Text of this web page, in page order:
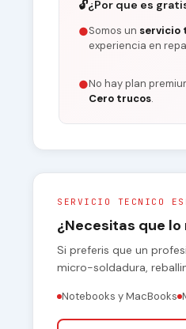
🔓¿Por que es
●Somos un servicio
experiencia en
●No hay plan
Cero trucos.
SERVICIO TECNICO
¿Necesitas que
Si preferis que un
micro-soldadura,
Notebooks y MacBooks